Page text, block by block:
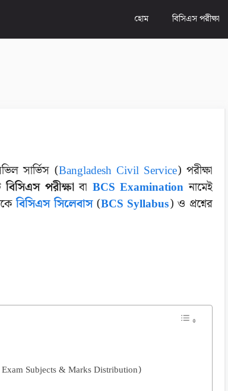
হোম বিসিএস পরীক্ষা
সার্ভিস (Bangladesh Civil Service) পরীক্ষা
বিসিএস পরীক্ষাবা BCS Examination নামেই
বিসিএস সিলেবাস(BCS Syllabus) ও প্রশ্নের
Exam Subjects & Marks Distribution)